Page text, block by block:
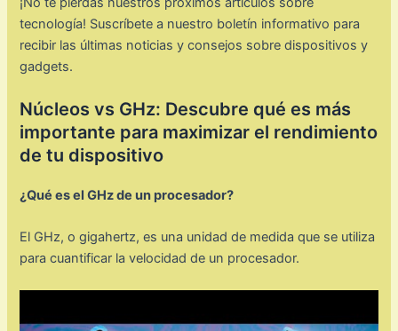
tecnología! Suscríbete a nuestro boletín informativo para
recibir las últimas noticias y consejos sobre dispositivos y
gadgets.
Núcleos vs GHz: Descubre qué es más
importante para maximizar el rendimiento
de tu dispositivo
¿Qué es el GHz de un procesador?
El GHz, o gigahertz, es una unidad de medida que se utiliza
para cuantificar la velocidad de un procesador.